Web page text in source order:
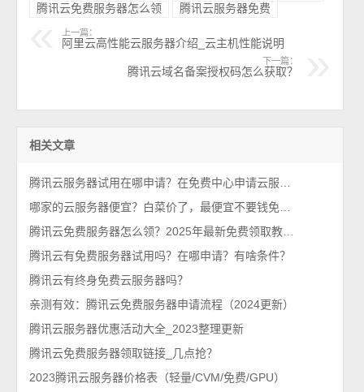
腾讯云免费服务器怎么领
腾讯云服务器免费
上一篇：
阿里云高性能云服务器介绍_云主机性能说明
下一篇：
腾讯云域名备案授权码怎么获取？
相关文章
腾讯云有免费服务器试用吗？在哪申请？有啥条件？
腾讯云有终身免费云服务器吗？
亲测有效：腾讯云免费服务器申请流程（2024更新）
腾讯云服务器优惠活动大全_2023整理更新
腾讯云免费服务器领取链接_几点抢？
2023腾讯云服务器价格表（轻量/CVM/免费/GPU）